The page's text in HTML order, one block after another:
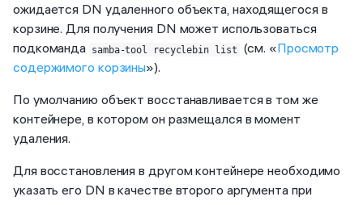
ожидается DN удаленного объекта, находящегося в
корзине. Для получения DN может использоваться
подкоманда samba-tool recyclebin list (см. «Просмотр
содержимого корзины»).
По умолчанию объект восстанавливается в том же
контейнере, в котором он размещался в момент
удаления.
Для восстановления в другом контейнере необходимо
указать его DN в качестве второго аргумента при